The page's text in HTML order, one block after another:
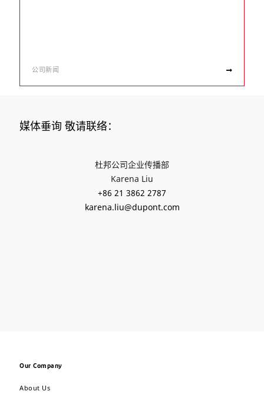
公司新闻
媒体垂询 敬请联络：
杜邦公司企业传播部
Karena Liu
+86 21 3862 2787
karena.liu@dupont.com
Our Company
About Us